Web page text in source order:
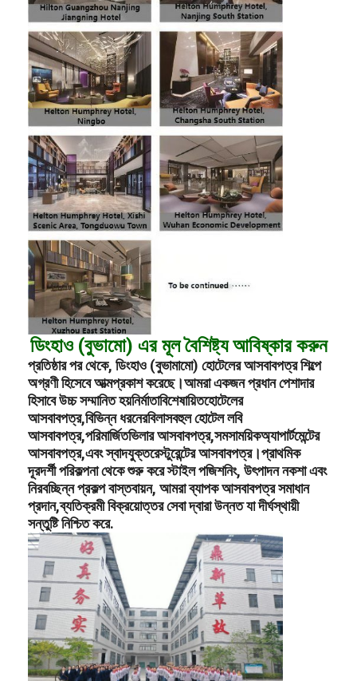
ডিংহাও (বুভামো) এর মূল বৈশিষ্ট্য আবিষ্কার করুন
প্রতিষ্ঠার পর থেকে, ডিংহাও (বুভামামো) হোটেলের আসবাবপত্র শিল্পে
অগ্রণী হিসেবে আত্মপ্রকাশ করেছে।আমরা একজন প্রধান পেশাদার
হিসাবে উচ্চ সম্মানিত হয়নির্মাতাবিশেষায়িতহোটেলের
আসবাবপত্র,বিভিন্ন ধরনেরবিলাসবহুল হোটেল লবি
আসবাবপত্র,পরিমার্জিতভিলার আসবাবপত্র,সমসাময়িকঅ্যাপার্টমেন্টের
আসবাবপত্র,এবং স্বাদযুক্তরেস্টুরেন্টের আসবাবপত্র।প্রাথমিক
দূরদর্শী পরিকল্পনা থেকে শুরু করে স্টাইল পজিশনিং, উৎপাদন নকশা এবং
নিরবচ্ছিন্ন প্রকল্প বাস্তবায়ন, আমরা ব্যাপক আসবাবপত্র সমাধান
প্রদান,ব্যতিক্রমী বিক্রয়োত্তর সেবা দ্বারা উন্নত যা দীর্ঘস্থায়ী
সন্তুষ্টি নিশ্চিত করে.